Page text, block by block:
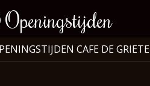
Openingstijden
CAFE DE GRIETE